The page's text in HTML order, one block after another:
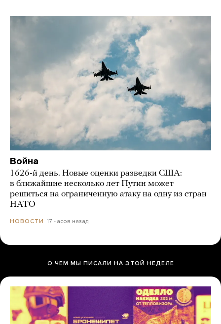
Война
1626-й день. Новые оценки разведки США:
в ближайшие несколько лет Путин может
решиться на ограниченную атаку на одну из стран
НАТО
НОВОСТИ 17 часов назад
О ЧЕМ МЫ ПИСАЛИ НА ЭТОЙ НЕДЕЛЕ